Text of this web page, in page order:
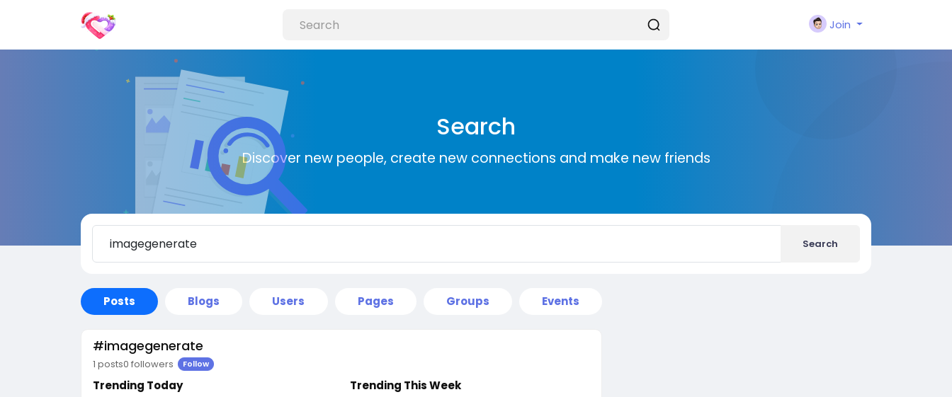
Join
Search
Discover new people, create new connections and make new friends
Search
Posts Blogs Users Pages Groups Events
#imagegenerate
1 posts0 followers Follow
Trending Today
Trending This Week